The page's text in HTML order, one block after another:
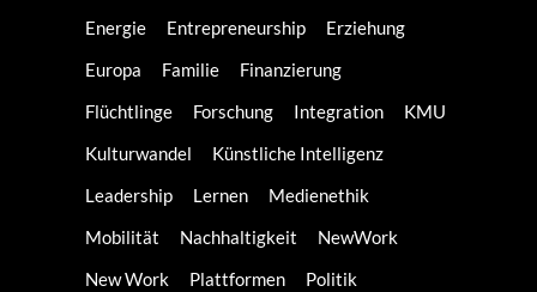
Energie
Entrepreneurship
Erziehung
Europa
Familie
Finanzierung
Flüchtlinge
Forschung Integration
KMU
Kulturwandel
Künstliche Intelligenz
Leadership
Lernen
Medienethik
Mobilität
Nachhaltigkeit
NewWork
New Work
Plattformen
Politik